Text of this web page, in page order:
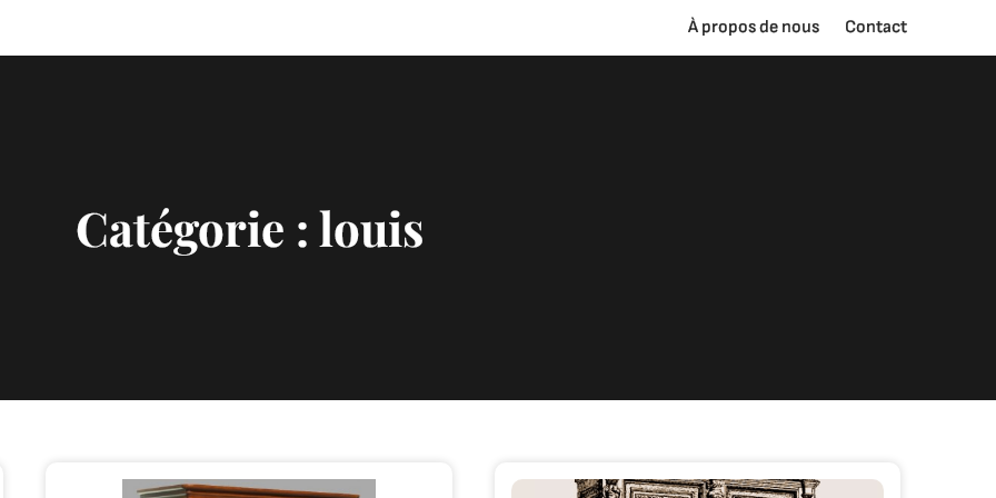
À propos de nous Contact
Catégorie :louis